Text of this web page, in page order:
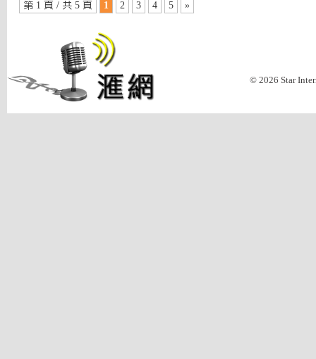
第 1 頁 / 共 5 頁 1 2 3 4 5 »
© 2026 Star